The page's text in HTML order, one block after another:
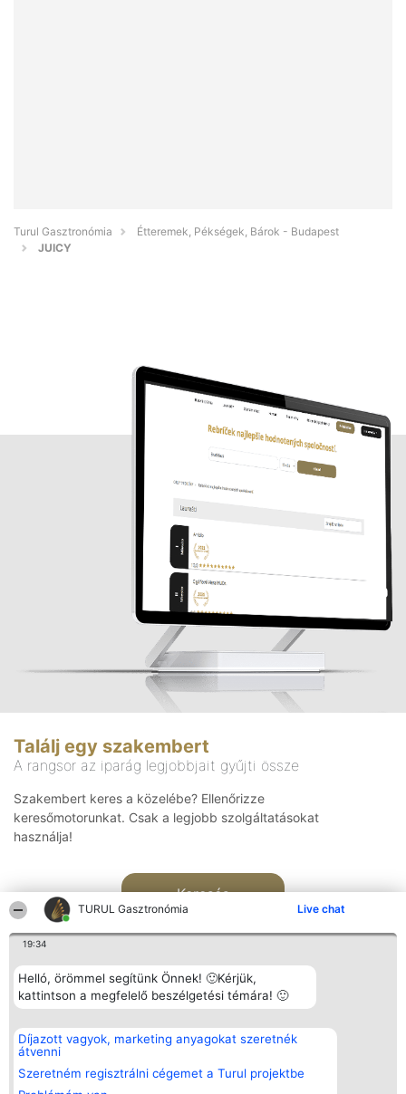
TURUL Gasztronómia Live chat
19:34
Helló, örömmel segítünk Önnek! 🙂Kérjük,
kattintson a megfelelő beszélgetési témára! 🙂
Díjazott vagyok, marketing anyagokat szeretnék
átvenni
Szeretném regisztrálni cégemet a Turul projektbe
Turul Gasztronómia
Étteremek, Pékségek, Bárok - Budapest
JUICY
Találj egy szakembert
A rangsor az iparág legjobbjait gyűjti össze
Szakembert keres a közelébe? Ellenőrizze
keresőmotorunkat. Csak a legjobb szolgáltatásokat
használja!
Keresés
Rangsorszervező
SC Beautiful Company S.R.L.
Bulevardul Aleea Timișul De
Sus Nr. 2, Bl. A30, Sc. A, Et.
4, Ap. 13
Népszavazás
Nyertesek
listája
Elérhetőség
Elérhetőség